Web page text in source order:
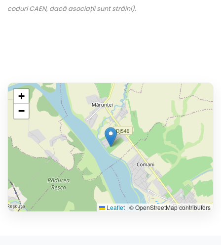
coduri CAEN, dacă asociații sunt străini).
+
−
Leaflet | © OpenStreetMap contributors